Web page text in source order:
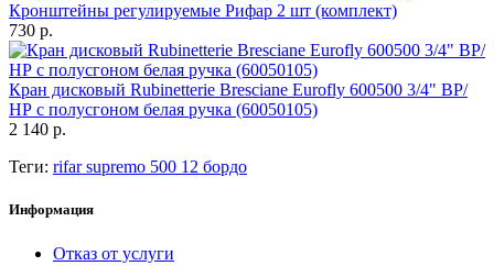
Кронштейны регулируемые Рифар 2 шт (комплект)
730 р.
Кран дисковый Rubinetterie Bresciane Eurofly 600500 3/4" ВР/
НР с полусгоном белая ручка (60050105)
2 140 р.
Теги: rifar supremo 500 12 бордо
Информация
Отказ от услуги